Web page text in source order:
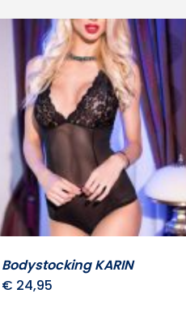
Bodystocking KARIN
€ 24,95